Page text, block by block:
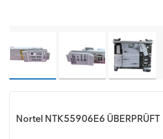
Nortel NTK55906E6 ÜBERPRÜFT